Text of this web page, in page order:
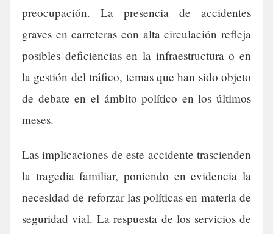
preocupación. La presencia de accidentes
graves en carreteras con alta circulación refleja
posibles deficiencias en la infraestructura o en
la gestión del tráfico, temas que han sido objeto
de debate en el ámbito político en los últimos
meses.
Las implicaciones de este accidente trascienden
la tragedia familiar, poniendo en evidencia la
necesidad de reforzar las políticas en materia de
seguridad vial. La respuesta de los servicios de